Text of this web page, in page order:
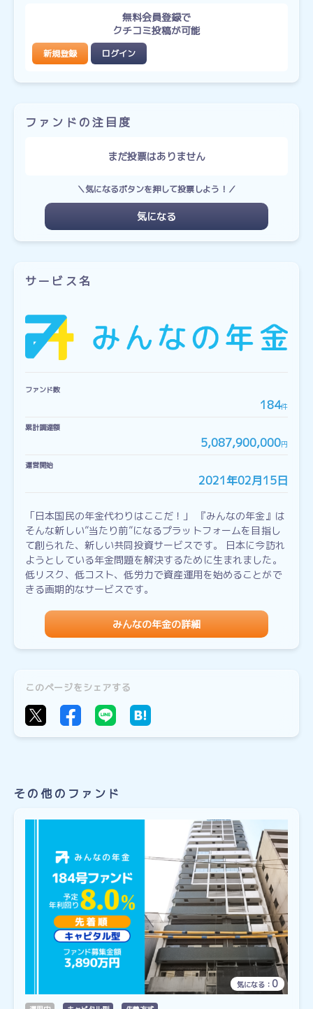
無料会員登録で
クチコミ投稿が可能
新規登録 ログイン
ファンドの注目度
まだ投票はありません
＼気になるボタンを押して投票しよう！／
気になる
サービス名
ファンド数
184件
累計調達額
5,087,900,000円
運営開始
2021年02月15日
「日本国民の年金代わりはここだ！」 『みんなの年金』は
そんな新しい”当たり前”になるプラットフォームを目指し
て創られた、新しい共同投資サービスです。 日本に今訪れ
ようとしている年金問題を解決するために生まれました。
低リスク、低コスト、低労力で資産運用を始めることがで
きる画期的なサービスです。
みんなの年金の詳細
このページをシェアする
その他のファンド
気になる： 0